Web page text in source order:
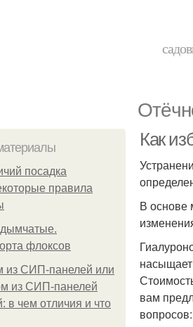
посадка
правила
флоксов
из СИП-панелей или
из СИП-панелей
в чем отличия и что
Как
В основе
вам
вопросов: